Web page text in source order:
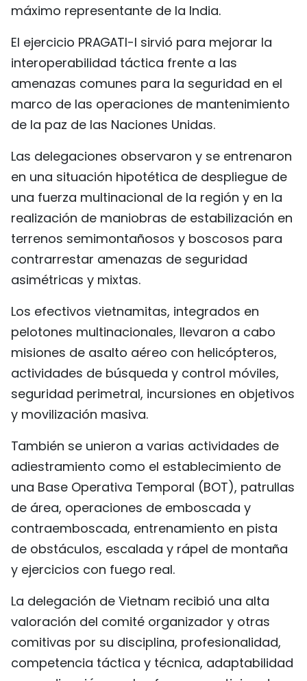
máximo representante de la India.
El ejercicio PRAGATI-I sirvió para mejorar la
interoperabilidad táctica frente a las
amenazas comunes para la seguridad en el
marco de las operaciones de mantenimiento
de la paz de las Naciones Unidas.
Las delegaciones observaron y se entrenaron
en una situación hipotética de despliegue de
una fuerza multinacional de la región y en la
realización de maniobras de estabilización en
terrenos semimontañosos y boscosos para
contrarrestar amenazas de seguridad
asimétricas y mixtas.
Los efectivos vietnamitas, integrados en
pelotones multinacionales, llevaron a cabo
misiones de asalto aéreo con helicópteros,
actividades de búsqueda y control móviles,
seguridad perimetral, incursiones en objetivos
y movilización masiva.
También se unieron a varias actividades de
adiestramiento como el establecimiento de
una Base Operativa Temporal (BOT), patrullas
de área, operaciones de emboscada y
contraemboscada, entrenamiento en pista
de obstáculos, escalada y rápel de montaña
y ejercicios con fuego real.
La delegación de Vietnam recibió una alta
valoración del comité organizador y otras
comitivas por su disciplina, profesionalidad,
competencia táctica y técnica, adaptabilidad